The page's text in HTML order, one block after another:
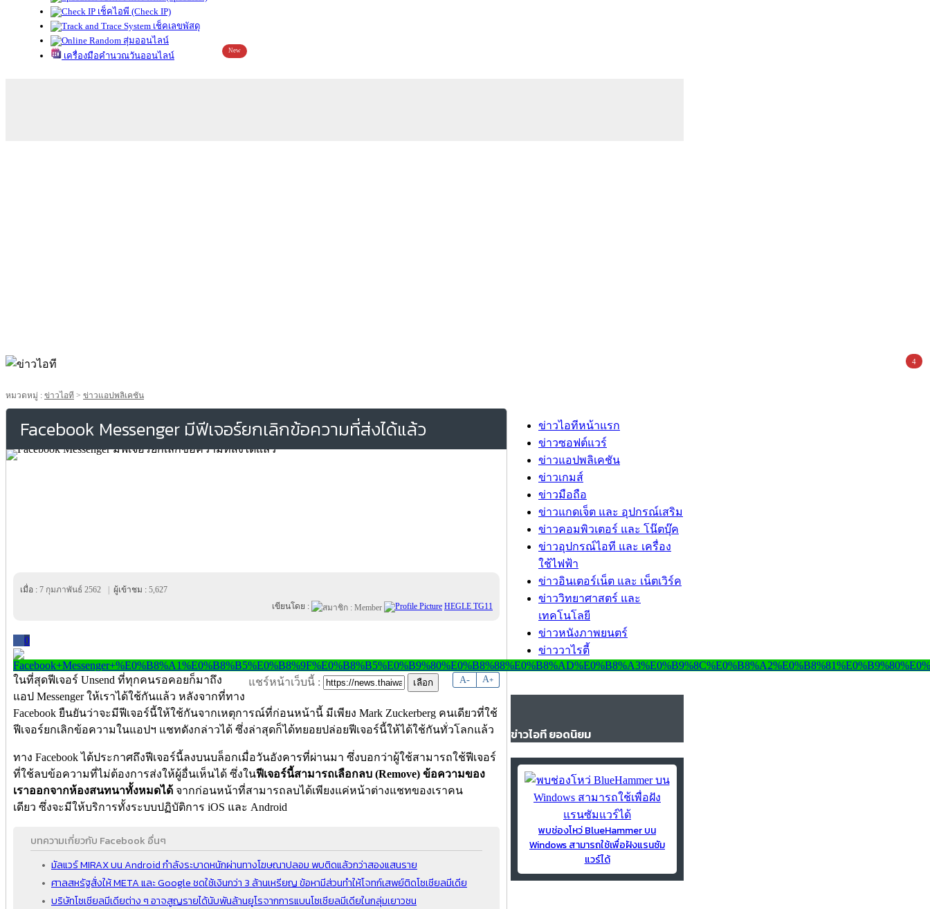
เช็คไอพี (Check IP)
เช็คเลขพัสดุ
สุ่มออนไลน์
เครื่องมือคำนวณวันออนไลน์
New
หมวดหมู่ : ข่าวไอที > ข่าวแอปพลิเคชัน
Facebook Messenger มีฟีเจอร์ยกเลิกข้อความที่ส่งได้แล้ว
เมื่อ : 7 กุมภาพันธ์ 2562 ผู้เข้าชม : 5,627
เขียนโดย :
HEGLE TG11
0
A- A+
แชร์หน้าเว็บนี้ :
ในที่สุดฟีเจอร์ Unsend ที่ทุกคนรอคอยก็มาถึง
แอป Messenger ให้เราได้ใช้กันแล้ว หลังจากที่ทาง
Facebook ยืนยันว่าจะมีฟีเจอร์นี้ให้ใช้กันจากเหตุการณ์ที่ก่อนหน้านี้ มีเพียง Mark Zuckerberg คนเดียวที่ใช้
ฟีเจอร์ยกเลิกข้อความในแอปฯ แชทดังกล่าวได้ ซึ่งล่าสุดก็ได้ทยอยปล่อยฟีเจอร์นี้ให้ได้ใช้กันทั่วโลกแล้ว
ทาง Facebook ได้ประกาศถึงฟีเจอร์นี้ลงบนบล็อกเมื่อวันอังคารที่ผ่านมา ซึ่งบอกว่าผู้ใช้สามารถใช้ฟีเจอร์
ที่ใช้ลบข้อความที่ไม่ต้องการส่งให้ผู้อื่นเห็นได้ ซึ่งในฟีเจอร์นี้สามารถเลือกลบ (Remove) ข้อความของ
เราออกจากห้องสนทนาทั้งหมดได้ จากก่อนหน้าที่สามารถลบได้เพียงแค่หน้าต่างแชทของเราคน
เดียว ซึ่งจะมีให้บริการทั้งระบบปฏิบัติการ iOS และ Android
บทความเกี่ยวกับ Facebook อื่นๆ
มัลแวร์ MIRAX บน Android กำลังระบาดหนักผ่านทางโฆษณาปลอม พบติดแล้วกว่าสองแสนราย
ศาลสหรัฐสั่งให้ META และ Google ชดใช้เงินกว่า 3 ล้านเหรียญ ข้อหามีส่วนทำให้โจทก์เสพย์ติดโซเชียลมีเดีย
บริษัทโซเชียลมีเดียต่าง ๆ อาจสูญรายได้นับพันล้านยูโรจากการแบนโซเชียลมีเดียในกลุ่มเยาวชน
ข่าวไอทีหน้าแรก
ข่าวซอฟต์แวร์
ข่าวแอปพลิเคชัน
ข่าวเกมส์
ข่าวมือถือ
ข่าวแกดเจ็ต และ อุปกรณ์เสริม
ข่าวคอมพิวเตอร์ และ โน๊ตบุ๊ค
ข่าวอุปกรณ์ไอที และ เครื่อง
ใช้ไฟฟ้า
ข่าวอินเตอร์เน็ต และ เน็ตเวิร์ค
ข่าววิทยาศาสตร์ และ
เทคโนโลยี
ข่าวหนังภาพยนตร์
ข่าววาไรตี้
ข่าวไอที ยอดนิยม
พบช่องโหว่ BlueHammer บน
Windows สามารถใช้เพื่อฝังแรนซัม
แวร์ได้
4